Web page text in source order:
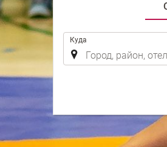
Куда